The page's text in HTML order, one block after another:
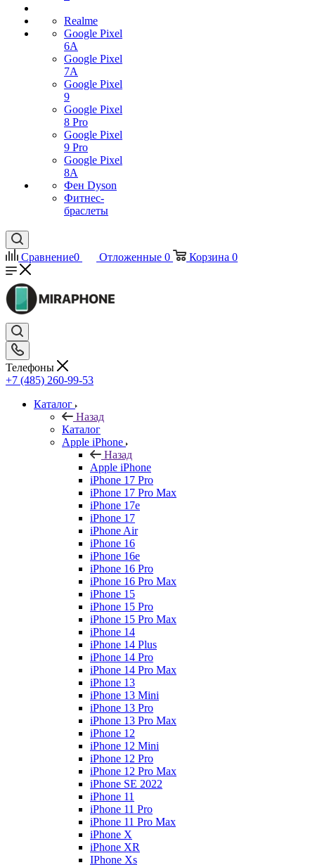
Realme
Google Pixel
6A
Google Pixel
7А
Google Pixel
9
Google Pixel
8 Pro
Google Pixel
9 Pro
Google Pixel
8A
Фен Dyson
Фитнес-
браслеты
Сравнение0 Отложенные 0 Корзина 0
Телефоны
+7 (485) 260-99-53
Каталог
Назад
Каталог
Apple iPhone
Назад
Apple iPhone
iPhone 17 Pro
iPhone 17 Pro Max
iPhone 17e
iPhone 17
iPhone Air
iPhone 16
iPhone 16e
iPhone 16 Pro
iPhone 16 Pro Max
iPhone 15
iPhone 15 Pro
iPhone 15 Pro Max
iPhone 14
iPhone 14 Plus
iPhone 14 Pro
iPhone 14 Pro Max
iPhone 13
iPhone 13 Mini
iPhone 13 Pro
iPhone 13 Pro Max
iPhone 12
iPhone 12 Mini
iPhone 12 Pro
iPhone 12 Pro Max
iPhone SE 2022
iPhone 11
iPhone 11 Pro
iPhone 11 Pro Max
iPhone X
iPhone XR
IPhone Xs